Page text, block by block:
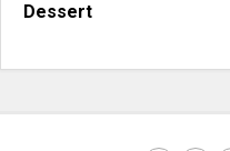
Dessert